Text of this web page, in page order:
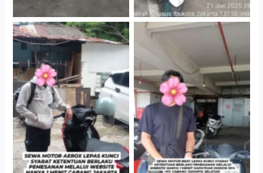
Cabang Jakarta Barat
Cityplaza Jatinegara
Gedung Parkir P6A